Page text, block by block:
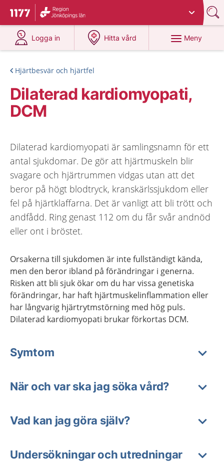
Till startsidan för 1177
Du har valt region
Logga in
på 1177.se
Hitta vård
på 1177.se
Meny
Hjärtbesvär och hjärtfel
Dilaterad kardiomyopati,
DCM
Dilaterad kardiomyopati är samlingsnamn för ett
antal sjukdomar. De gör att hjärtmuskeln blir
svagare och hjärtrummen vidgas utan att det
beror på högt blodtryck, kranskärlssjukdom eller
fel på hjärtklaffarna. Det är vanligt att bli trött och
andfådd. Ring genast 112 om du får svår andnöd
eller ont i bröstet.
Orsakerna till sjukdomen är inte fullständigt kända,
men den beror ibland på förändringar i generna.
Risken att bli sjuk ökar om du har vissa genetiska
förändringar, har haft hjärtmuskelinflammation eller
har långvarig hjärtrytmstörning med hög puls.
Dilaterad kardiomyopati brukar förkortas DCM.
Symtom
När och var ska jag söka vård?
Vad kan jag göra själv?
Undersökningar och utredningar